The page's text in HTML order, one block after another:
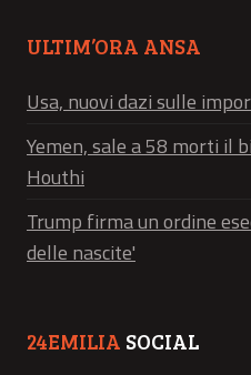
ULTIM’ORA ANSA
Usa, nuovi dazi sulle
Yemen, sale a 58 morti il
Houthi
Trump firma un ordine
delle nascite'
24EMILIA SOCIAL